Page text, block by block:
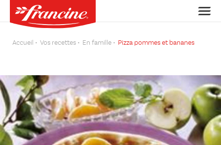
Accueil Vos recettes En famille Pizza pommes et bananes